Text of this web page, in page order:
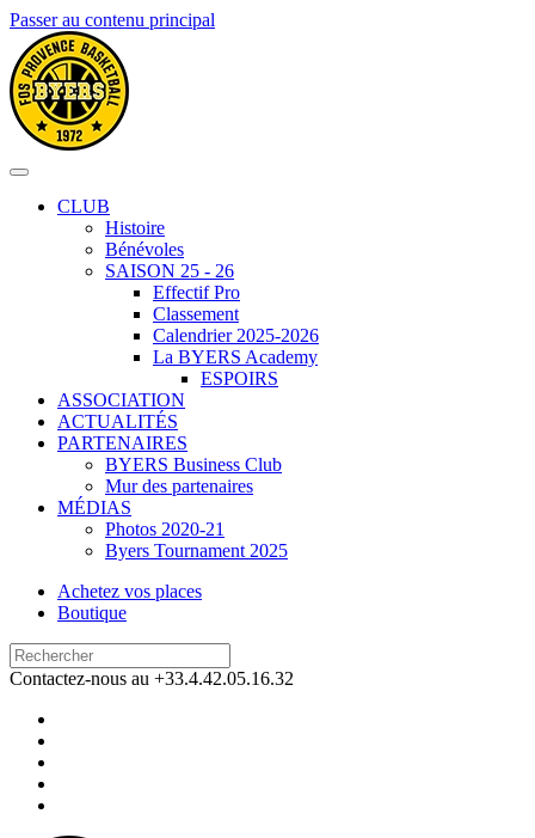
Passer au contenu principal
CLUB
Histoire
Bénévoles
SAISON 25 - 26
Effectif Pro
Classement
Calendrier 2025-2026
La BYERS Academy
ESPOIRS
ASSOCIATION
ACTUALITÉS
PARTENAIRES
BYERS Business Club
Mur des partenaires
MÉDIAS
Photos 2020-21
Byers Tournament 2025
Achetez vos places
Boutique
Contactez-nous au +33.4.42.05.16.32